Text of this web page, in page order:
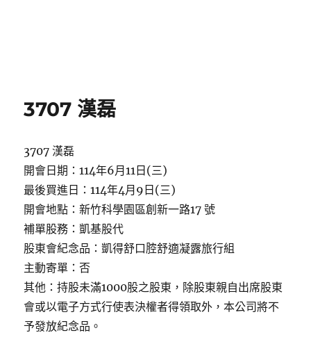
3707 漢磊
3707 漢磊
開會日期：114年6月11日(三)
最後買進日：114年4月9日(三)
開會地點：新竹科學園區創新一路17 號
補單股務：凱基股代
股東會紀念品：凱得舒口腔舒適凝露旅行組
主動寄單：否
其他：持股未滿1000股之股東，除股東親自出席股東
會或以電子方式行使表決權者得領取外，本公司將不
予發放紀念品。